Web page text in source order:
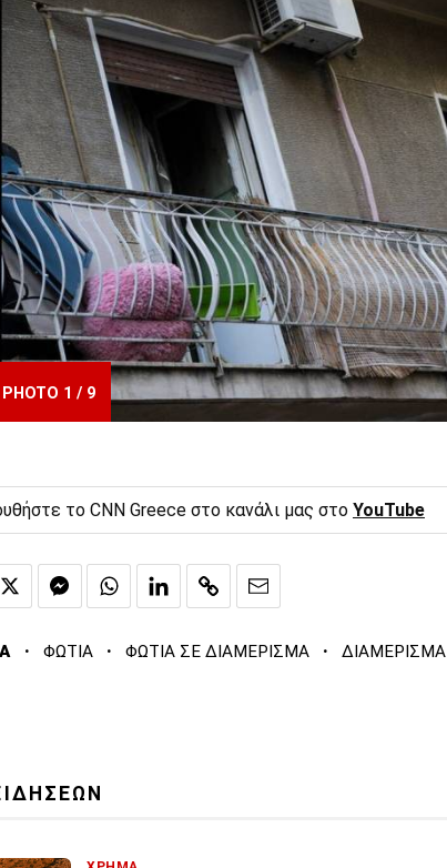
PHOTO 1 / 9
το CNN Greece στο κανάλι μας στο YouTube
· ΦΩΤΙΑ · ΦΩΤΙΑ ΣΕ ΔΙΑΜΕΡΙΣΜΑ · ΔΙΑΜΕΡΙΣΜΑ